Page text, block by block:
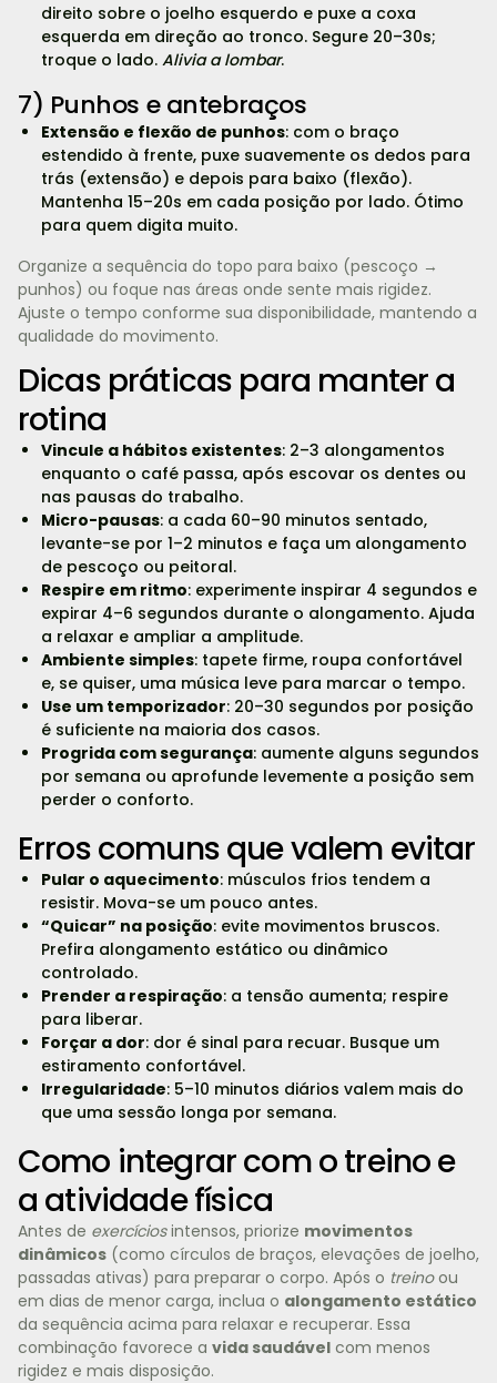
direito sobre o joelho esquerdo e puxe a coxa
esquerda em direção ao tronco. Segure 20–30s;
troque o lado. Alivia a lombar.
7) Punhos e antebraços
Extensão e flexão de punhos: com o braço
estendido à frente, puxe suavemente os dedos para
trás (extensão) e depois para baixo (flexão).
Mantenha 15–20s em cada posição por lado. Ótimo
para quem digita muito.
Organize a sequência do topo para baixo (pescoço →
punhos) ou foque nas áreas onde sente mais rigidez.
Ajuste o tempo conforme sua disponibilidade, mantendo a
qualidade do movimento.
Dicas práticas para manter a
rotina
Vincule a hábitos existentes: 2–3 alongamentos
enquanto o café passa, após escovar os dentes ou
nas pausas do trabalho.
Micro-pausas: a cada 60–90 minutos sentado,
levante-se por 1–2 minutos e faça um alongamento
de pescoço ou peitoral.
Respire em ritmo: experimente inspirar 4 segundos e
expirar 4–6 segundos durante o alongamento. Ajuda
a relaxar e ampliar a amplitude.
Ambiente simples: tapete firme, roupa confortável
e, se quiser, uma música leve para marcar o tempo.
Use um temporizador: 20–30 segundos por posição
é suficiente na maioria dos casos.
Progrida com segurança: aumente alguns segundos
por semana ou aprofunde levemente a posição sem
perder o conforto.
Erros comuns que valem evitar
Pular o aquecimento: músculos frios tendem a
resistir. Mova-se um pouco antes.
“Quicar” na posição: evite movimentos bruscos.
Prefira alongamento estático ou dinâmico
controlado.
Prender a respiração: a tensão aumenta; respire
para liberar.
Forçar a dor: dor é sinal para recuar. Busque um
estiramento confortável.
Irregularidade: 5–10 minutos diários valem mais do
que uma sessão longa por semana.
Como integrar com o treino e
a atividade física
Antes de exercíciosintensos, priorize movimentos
dinâmicos (como círculos de braços, elevações de joelho,
passadas ativas) para preparar o corpo. Após o treinoou
em dias de menor carga, inclua o alongamento estático
da sequência acima para relaxar e recuperar. Essa
combinação favorece a vida saudável com menos
rigidez e mais disposição.